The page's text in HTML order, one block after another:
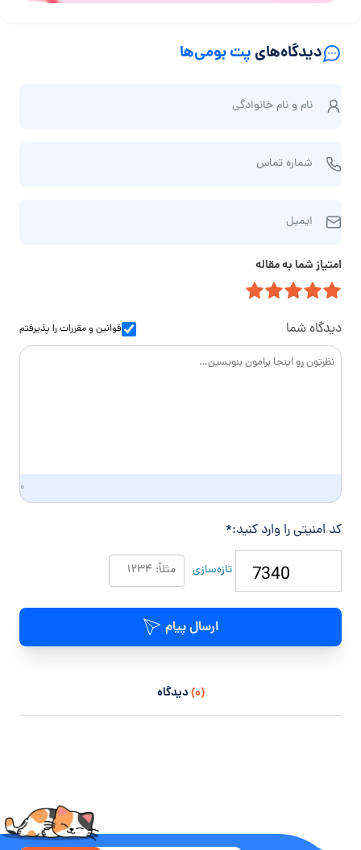
دیدگاه‌های پت بومی‌ها
ا
و
م‌
ا
ن
و
د
گ
نام و نام‌ خانوادگی
م
ر
ا
شماره تماس
ی
ی
ل
ایمیل
امتیاز شما به مقاله
دیدگاه شما قوانین و مقرراترا پذیرفتم
۰
کد امنیتی را وارد کنید:*
تازه‌سازی
ارسال پیام
(۰) دیدگاه